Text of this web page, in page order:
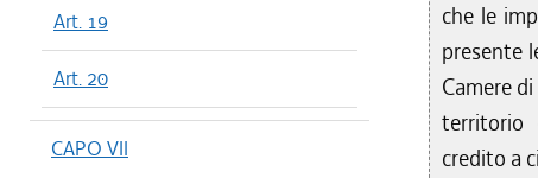
Art. 19
Art. 20
CAPO VII
che le
presente
Camere
territorio
credito a